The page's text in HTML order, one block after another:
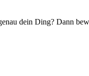
dein Ding? Dann